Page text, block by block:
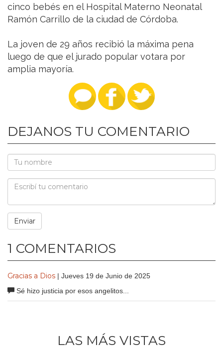
cinco bebés en el Hospital Materno Neonatal
Ramón Carrillo de la ciudad de Córdoba.
La joven de 29 años recibió la máxima pena
luego de que el jurado popular votara por
amplia mayoría.
DEJANOS TU COMENTARIO
1 COMENTARIOS
Gracias a Dios | Jueves 19 de Junio de 2025
Sé hizo justicia por esos angelitos...
LAS MÁS VISTAS